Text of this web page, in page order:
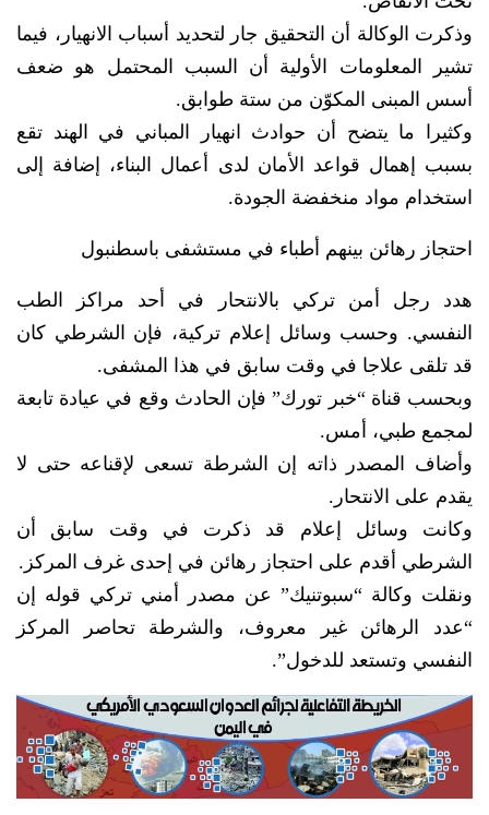
وذكرت الوكالة أن التحقيق جار لتحديد أسباب الانهيار، فيما
تشير المعلومات الأولية أن السبب المحتمل هو ضعف
أسس المبنى المكوّن من ستة طوابق.
وكثيرا ما يتضح أن حوادث انهيار المباني في الهند تقع
بسبب إهمال قواعد الأمان لدى أعمال البناء، إضافة إلى
استخدام مواد منخفضة الجودة.
احتجاز رهائن بينهم أطباء في مستشفى باسطنبول
هدد رجل أمن تركي بالانتحار في أحد مراكز الطب
النفسي. وحسب وسائل إعلام تركية، فإن الشرطي كان
قد تلقى علاجا في وقت سابق في هذا المشفى.
وبحسب قناة “خبر تورك” فإن الحادث وقع في عيادة تابعة
لمجمع طبي، أمس.
وأضاف المصدر ذاته إن الشرطة تسعى لإقناعه حتى لا
يقدم على الانتحار.
وكانت وسائل إعلام قد ذكرت في وقت سابق أن
الشرطي أقدم على احتجاز رهائن في إحدى غرف المركز.
ونقلت وكالة “سبوتنيك” عن مصدر أمني تركي قوله إن
“عدد الرهائن غير معروف، والشرطة تحاصر المركز
النفسي وتستعد للدخول”.